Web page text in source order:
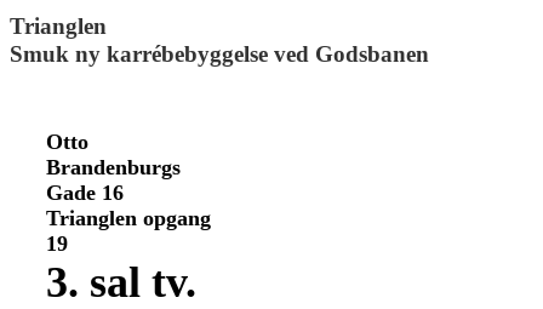
Trianglen
Smuk ny karrébebyggelse ved Godsbanen
Otto
Brandenburgs
Gade 16
Trianglen opgang
19
3. sal tv.